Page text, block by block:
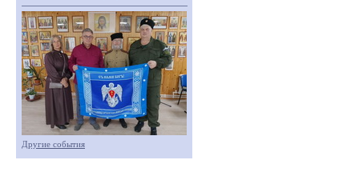
Другие события